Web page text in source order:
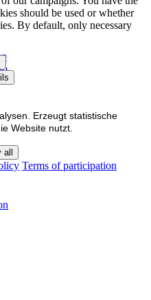
should be used or whether
By default, only necessary
Erzeugt statistische
Website nutzt.
all
Terms of participation